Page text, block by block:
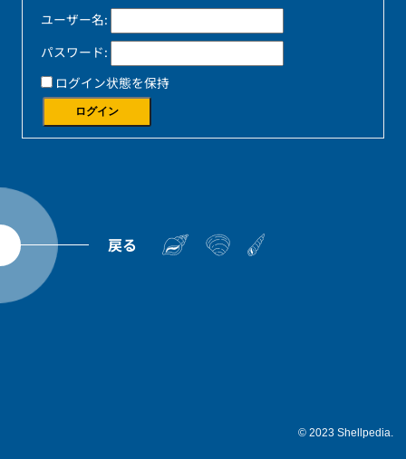
ユーザー名:
パスワード:
ログイン状態を保持
ログイン
© 2023 Shellpedia.
戻る